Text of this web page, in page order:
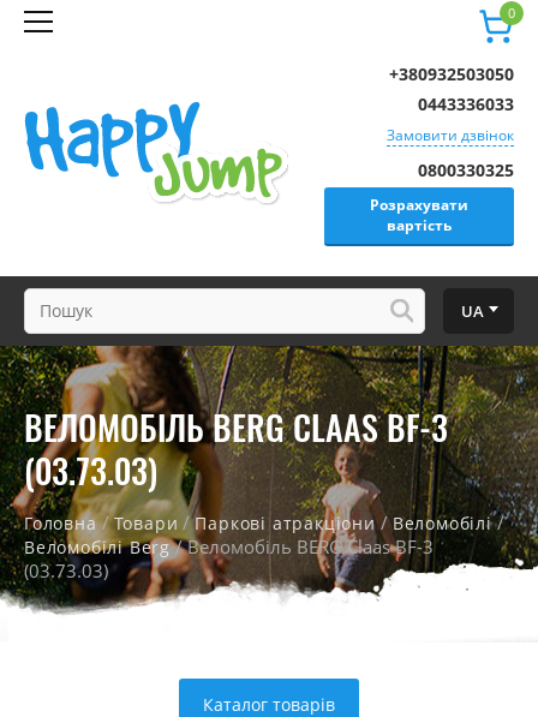
0
0800330325
Розрахувати
вартість
+380932503050
0443336033
Замовити дзвінок
UA
ВЕЛОМОБІЛЬ BERG CLAAS BF-3
(03.73.03)
Головна/Товари/Паркові атракціони/Веломобілі/
Веломобілі Berg/ Веломобіль BERG Claas BF-3
(03.73.03)
Каталог товарів